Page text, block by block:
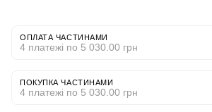
ОПЛАТА ЧАСТИНАМИ
4 платежі по 5 030.00 грн
ПОКУПКА ЧАСТИНАМИ
4 платежі по 5 030.00 грн